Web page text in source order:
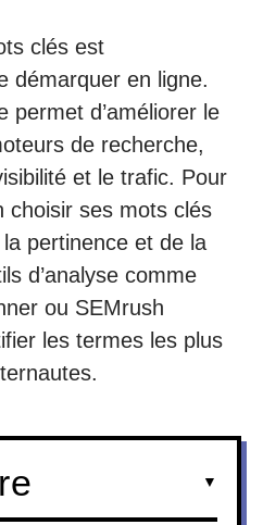
clés est
démarquer en ligne.
permet d’améliorer le
de recherche,
et le trafic. Pour
choisir ses mots clés
pertinence et de la
d’analyse comme
ou SEMrush
les termes les plus